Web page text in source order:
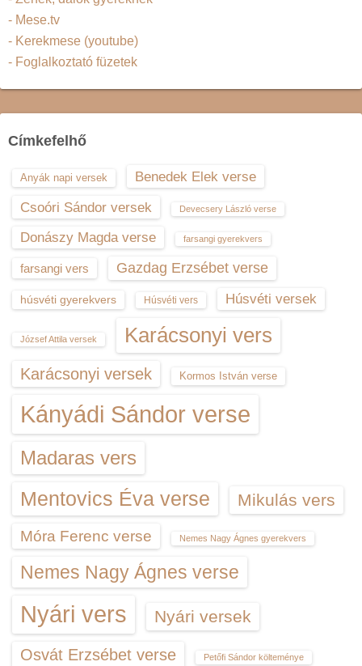
- Mese.tv
- Kerekmese (youtube)
- Foglalkoztató füzetek
Címkefelhő
Anyák napi versek
Benedek Elek verse
Csoóri Sándor versek
Devecsery László verse
Donászy Magda verse farsangi gyerekvers
farsangi vers Gazdag Erzsébet verse
húsvéti gyerekvers Húsvéti vers Húsvéti versek
József Attila versek Karácsonyi vers
Karácsonyi versek Kormos István verse
Kányádi Sándor verse
Madaras vers
Mentovics Éva verse Mikulás vers
Móra Ferenc verse Nemes Nagy Ágnes gyerekvers
Nemes Nagy Ágnes verse
Nyári vers Nyári versek
Osvát Erzsébet verse Petőfi Sándor költeménye